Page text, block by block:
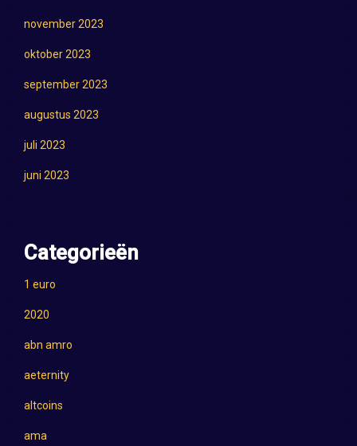
november 2023
oktober 2023
september 2023
augustus 2023
juli 2023
juni 2023
Categorieën
1 euro
2020
abn amro
aeternity
altcoins
ama